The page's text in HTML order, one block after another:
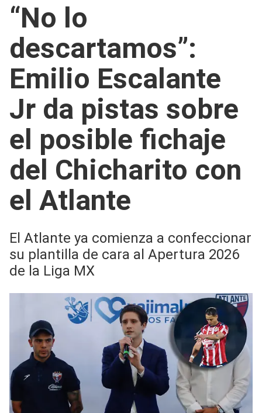
“No lo
descartamos”:
Emilio Escalante
Jr da pistas sobre
el posible fichaje
del Chicharito con
el Atlante
El Atlante ya comienza a confeccionar
su plantilla de cara al Apertura 2026
de la Liga MX